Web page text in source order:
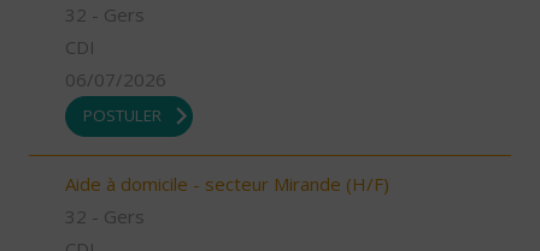
32 - Gers
CDI
06/07/2026
POSTULER
Aide à domicile - secteur Mirande (H/F)
32 - Gers